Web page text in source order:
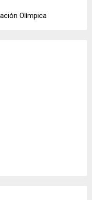
Olímpica